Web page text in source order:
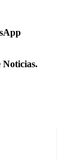
Noticias.